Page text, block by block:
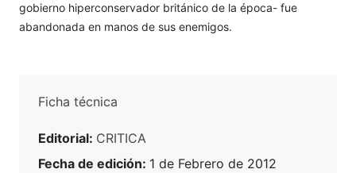
gobierno hiperconservador británico de la época- fue
abandonada en manos de sus enemigos.
Ficha técnica
Editorial: CRITICA
Fecha de edición: 1 de Febrero de 2012